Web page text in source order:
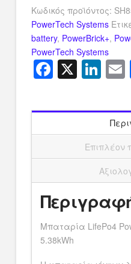
-
Μπαταρία
LFP
-
Version
PRO
Κωδικός προϊόντος:
PowerTech Systems
battery, PowerBrick+,
PowerTech Systems
X
Επιπλέον
Μπαταρία LifePo4
5.38kWh